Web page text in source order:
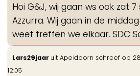
Hoi G&J, wij gaan ws ook zat
Azzurra. Wij gaan in de
weet treffen we elkaar. SDC
Lars29jaar uit Apeldoorn schreef op
12:05